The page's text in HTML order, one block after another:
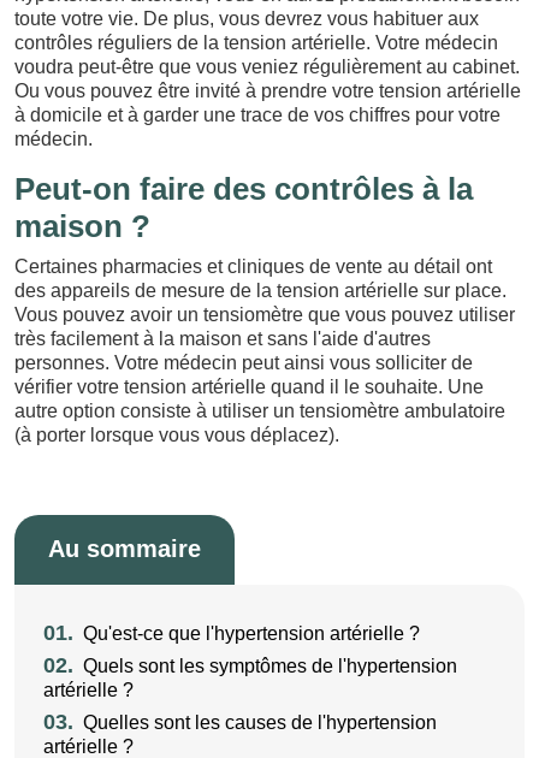
toute votre vie. De plus, vous devrez vous habituer aux
contrôles réguliers de la tension artérielle. Votre médecin
voudra peut-être que vous veniez régulièrement au cabinet.
Ou vous pouvez être invité à prendre votre tension artérielle
à domicile et à garder une trace de vos chiffres pour votre
médecin.
Peut-on faire des contrôles à la
maison ?
Certaines pharmacies et cliniques de vente au détail ont
des appareils de mesure de la tension artérielle sur place.
Vous pouvez avoir un tensiomètre que vous pouvez utiliser
très facilement à la maison et sans l'aide d'autres
personnes. Votre médecin peut ainsi vous solliciter de
vérifier votre tension artérielle quand il le souhaite. Une
autre option consiste à utiliser un tensiomètre ambulatoire
(à porter lorsque vous vous déplacez).
Au sommaire
01. Qu'est-ce que l'hypertension artérielle ?
02. Quels sont les symptômes de l'hypertension
artérielle ?
03. Quelles sont les causes de l'hypertension
artérielle ?